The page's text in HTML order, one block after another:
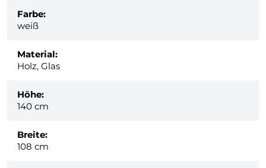
Farbe:
weiß
Material:
Holz, Glas
Höhe:
140 cm
Breite:
108 cm